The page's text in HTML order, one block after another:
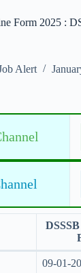
Form 2025 :
Alert
09-01-